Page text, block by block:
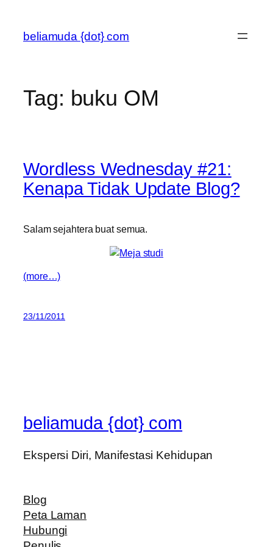
content
beliamuda {dot} com
Tag: buku OM
Wordless Wednesday #21:
Kenapa Tidak Update Blog?
Salam sejahtera buat semua.
(more…)
23/11/2011
beliamuda {dot} com
Ekspersi Diri, Manifestasi Kehidupan
Blog
Peta Laman
Hubungi